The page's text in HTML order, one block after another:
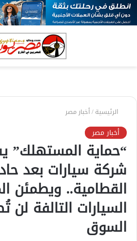
الرئيسية/أخبار مصر
أخبار مصر
“حماية المستهلك”
شركة سيارات بعد
القطامية.. ويطمئن
السيارات التالفة
السوق